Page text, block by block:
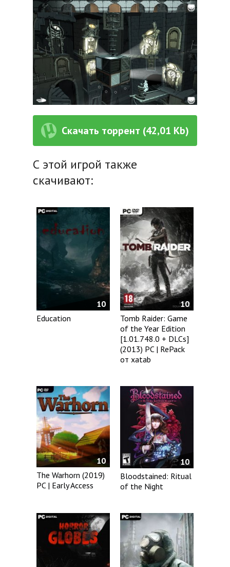
Скачать торрент (42,01 Kb)
С этой игрой также
скачивают:
10
Education
10
Tomb Raider: Game
of the Year Edition
[1.01.748.0 + DLCs]
(2013) PC | RePack
от xatab
10
The Warhorn (2019)
PC | Early Access
10
Bloodstained: Ritual
of the Night